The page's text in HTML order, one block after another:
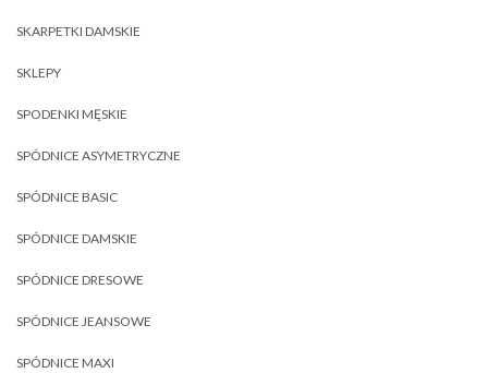
SKARPETKI DAMSKIE
SKLEPY
SPODENKI MĘSKIE
SPÓDNICE ASYMETRYCZNE
SPÓDNICE BASIC
SPÓDNICE DAMSKIE
SPÓDNICE DRESOWE
SPÓDNICE JEANSOWE
SPÓDNICE MAXI